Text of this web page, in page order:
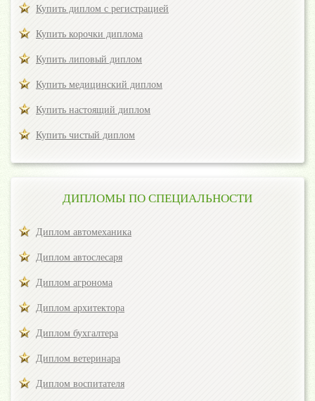
Купить диплом с регистрацией
Купить корочки диплома
Купить липовый диплом
Купить медицинский диплом
Купить настоящий диплом
Купить чистый диплом
ДИПЛОМЫ ПО СПЕЦИАЛЬНОСТИ
Диплом автомеханика
Диплом автослесаря
Диплом агронома
Диплом архитектора
Диплом бухгалтера
Диплом ветеринара
Диплом воспитателя